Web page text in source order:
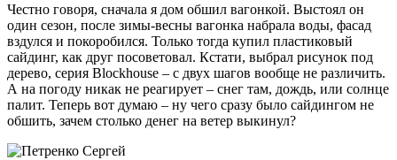
Честно говоря, сначала я дом обшил вагонкой. Выстоял он
один сезон, после зимы-весны вагонка набрала воды, фасад
вздулся и покоробился. Только тогда купил пластиковый
сайдинг, как друг посоветовал. Кстати, выбрал рисунок под
дерево, серия Blockhouse – с двух шагов вообще не различить.
А на погоду никак не реагирует – снег там, дождь, или солнце
палит. Теперь вот думаю – ну чего сразу было сайдингом не
обшить, зачем столько денег на ветер выкинул?